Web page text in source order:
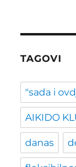
TAGOVI
"sada i
AIKIDO
danas